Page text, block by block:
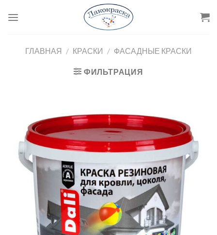
ГЛАВНАЯ / КРАСКИ / ФАСАДНЫЕ КРАСКИ
ФИЛЬТРАЦИЯ